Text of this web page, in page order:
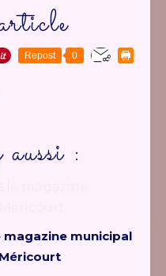
Repost 0
:
municipal